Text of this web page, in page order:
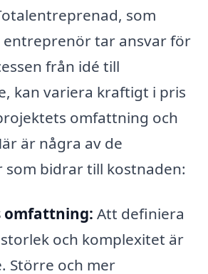
som
tar ansvar för
från idé till
kan variera kraftigt i pris
omfattning och
är några av de
bidrar till kostnaden:
omfattning: Att definiera
och komplexitet är
Större och mer